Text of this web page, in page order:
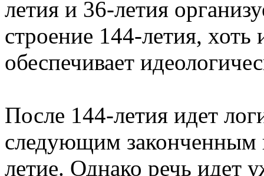
летия и 36-летия
строение 144-летия, хоть
обеспечивает
После 144-летия идет
следующим законченным
летие. Однако речь идет